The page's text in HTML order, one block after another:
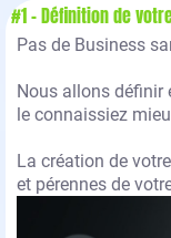
#1 - Définition de
Pas de Business
Nous allons définir
le connaissiez
La création de
et pérennes de